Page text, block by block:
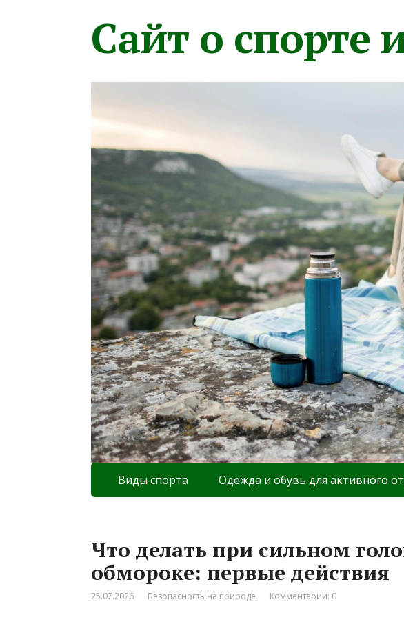
Сайт о спорте
Виды спорта Одежда и обувь для активного
Что делать при сильном
обмороке: первые действия
25.07.2026 Безопасность на природе Комментарии: 0